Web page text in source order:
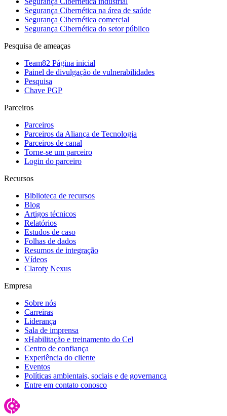
Segurança Cibernética na área de saúde
Segurança Cibernética comercial
Segurança Cibernética do setor público
Pesquisa de ameaças
Team82 Página inicial
Painel de divulgação de vulnerabilidades
Pesquisa
Chave PGP
Parceiros
Parceiros
Parceiros da Aliança de Tecnologia
Parceiros de canal
Torne-se um parceiro
Login do parceiro
Recursos
Biblioteca de recursos
Blog
Artigos técnicos
Relatórios
Estudos de caso
Folhas de dados
Resumos de integração
Vídeos
Claroty Nexus
Empresa
Sobre nós
Carreiras
Liderança
Sala de imprensa
xHabilitação e treinamento do Cel
Centro de confiança
Experiência do cliente
Eventos
Políticas ambientais, sociais e de governança
Entre em contato conosco